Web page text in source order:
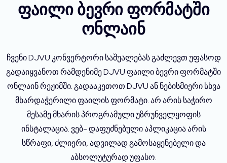
ფაილი ბევრი ფორმატში
ონლაინ
ჩვენი DJVU კონვერტორი საშუალებას გაძლევთ უფასოდ
გადაიყვანოთ რამდენიმე DJVU ფაილი ბევრი ფორმატში
ონლაინ რეჟიმში. გადააკეთოთ DJVU ან ნებისმიერი სხვა
მხარდაჭერილი ფაილის ფორმატი. არ არის საჭირო
მესამე მხარის პროგრამული უზრუნველყოფის
ინსტალაცია. ვებ- დაფუძნებული აპლიკაცია არის
სწრაფი, ძლიერი, ადვილად გამოსაყენებელი და
აბსოლუტურად უფასო.